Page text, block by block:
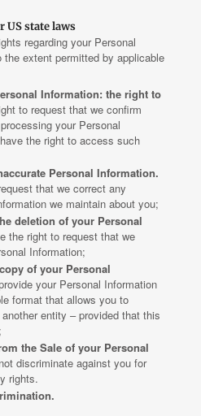
US state laws
regarding your Personal
extent permitted by applicable
Information: the right to
to request that we confirm
your Personal
the right to access such
Personal Information.
that we correct any
we maintain about you;
deletion of your Personal
the right to request that we
Information;
of your Personal
your Personal Information
format that allows you to
entity – provided that this
the Sale of your Personal
discriminate against you for
rights.